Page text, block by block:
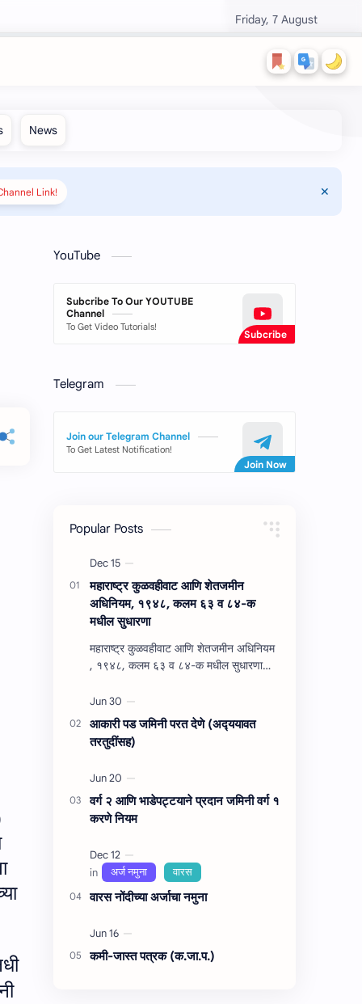
Friday, 7 August
Link!
YouTube
Subcribe To Our YOUTUBE
Channel
To Get Video Tutorials!
Telegram
Join our Telegram Channel
To Get Latest Notification!
Popular Posts
महाराष्‍ट्र कुळवहीवाट आणि शेतजमीन
अधिनियम, १९४८, कलम ६३ व ८४-क
मधील सुधारणा
महाराष्‍ट्र कुळवहीवाट आणि शेतजमीन अधिनियम
, १९४८, कलम ६३ व ८४-क मधील सुधारणा
, १९४८, कलम ६३ ( हैद…
आकारी पड जमिनी परत देणे (अद्‍ययावत
तरतुदींसह)
वर्ग २ आणि भाडेपट्टयाने प्रदान जमिनी वर्ग १
करणे नियम
वारस नोंदीच्‍या अर्जाचा नमुना
कमी-जास्त पत्रक (क.जा.प.)